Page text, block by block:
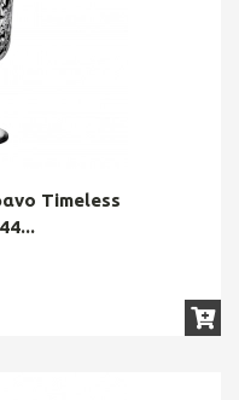
Timeless